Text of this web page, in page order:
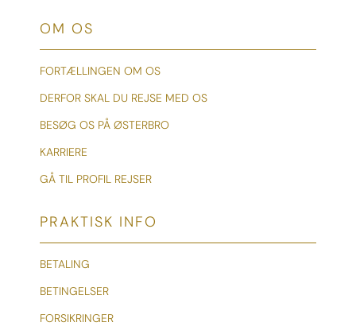
OM OS
FORTÆLLINGEN OM OS
DERFOR SKAL DU REJSE MED OS
BESØG OS PÅ ØSTERBRO
KARRIERE
GÅ TIL PROFIL REJSER
PRAKTISK INFO
BETALING
BETINGELSER
FORSIKRINGER